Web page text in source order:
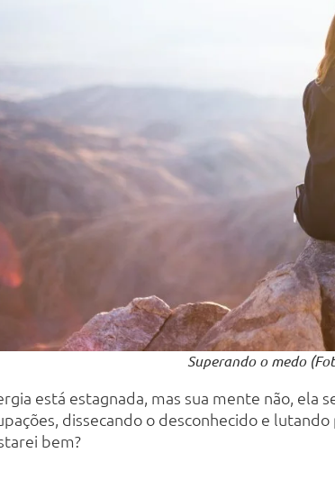
Superando o medo
está estagnada, mas sua mente não,
dissecando o desconhecido e
bem?